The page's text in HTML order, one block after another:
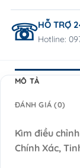
HỖ TRỢ
Hotline:
MÔ TẢ
ĐÁNH GIÁ (0)
Kìm điều
Chính Xác,